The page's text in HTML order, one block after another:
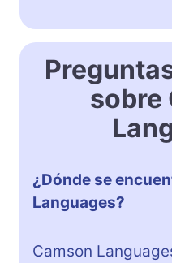
sobre
¿Dónde se
Languages?
Camson